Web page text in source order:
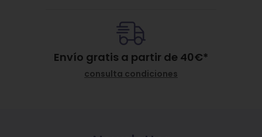
Envío gratis a partir de 40€*
consulta condiciones